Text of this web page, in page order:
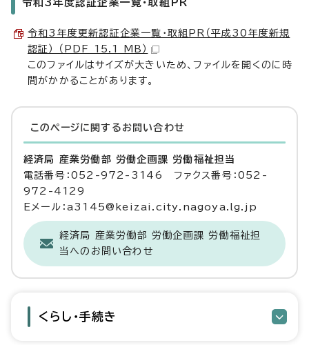
令和3年度認証企業一覧・取組PR
令和3年度更新認証企業一覧・取組PR（平成30年度新規
認証） （PDF 15.1 MB）
このファイルはサイズが大きいため、ファイルを開くのに時
間がかかることがあります。
このページに関する お問い合わせ
経済局 産業労働部 労働企画課 労働福祉担当
電話番号：052-972-3146 ファクス番号：052-
972-4129
Eメール：a3145@keizai.city.nagoya.lg.jp
経済局 産業労働部 労働企画課 労働福祉担
当へのお問い合わせ
くらし・手続き